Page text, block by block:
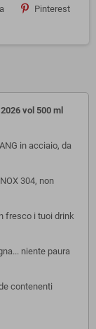
Pinterest
vol 500 ml
in acciaio, da
304, non
fresco i tuoi drink
niente paura
contenenti